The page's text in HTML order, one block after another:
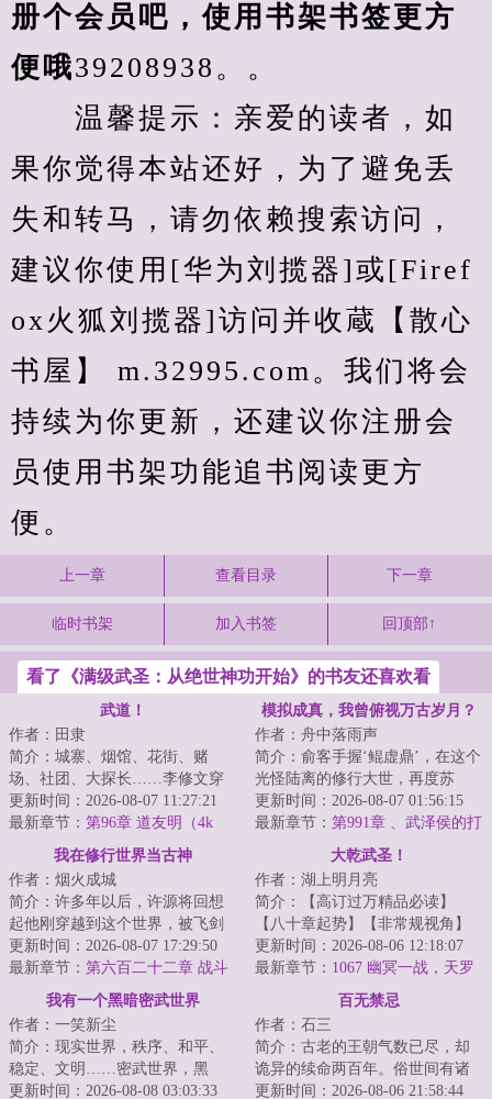
册个会员吧，使用书架书签更方
便哦39208938。。
温馨提示：亲爱的读者，如
果你觉得本站还好，为了避免丢
失和转马，请勿依赖搜索访问，
建议你使用[华为刘揽器]或[Firef
ox火狐刘揽器]访问并收蔵【散心
书屋】 m.32995.com。我们将会
持续为你更新，还建议你注册会
员使用书架功能追书阅读更方
便。
上一章 查看目录 下一章
临时书架 加入书签 回顶部↑
看了《满级武圣：从绝世神功开始》的书友还喜欢看
武道！
作者：田隶
简介：城寨、烟馆、花街、赌
场、社团、大探长……李修文穿
越到了殖民政府统治下的香海，
此世江湖余温尚在...
更新时间：2026-08-07 11:27:21
最新章节： 第96章 道友明（4k
字，求月票）
模拟成真，我曾俯视万古岁月？
作者：舟中落雨声
简介：俞客手握‘鲲虚鼎’，在这个
光怪陆离的修行大世，再度苏
醒。【每一次天人转生，就是一
次崭新的开始...
更新时间：2026-08-07 01:56:15
最新章节： 第991章 、武泽侯的打
算、武泽侯和尾火！
我在修行世界当古神
作者：烟火成城
简介：许多年以后，许源将回想
起他刚穿越到这个世界，被飞剑
钉在大桥上的那个晚上。那时的
他以为这是个修...
更新时间：2026-08-07 17:29:50
最新章节： 第六百二十二章 战斗
的原本结局！
大乾武圣！
作者：湖上明月亮
简介：【高订过万精品必读】
【八十章起势】【非常规视角】
陈平安穿越数年，在便宜老爹临
死前的运作下，成...
更新时间：2026-08-06 12:18:07
最新章节： 1067 幽冥一战，天罗
我有一个黑暗密武世界
作者：一笑新尘
简介：现实世界，秩序、和平、
稳定、文明……密武世界，黑
暗、危险、灰烬、畸变陈峰穿越
更新时间：2026-08-08 03:03:33
百无禁忌
作者：石三
简介：古老的王朝气数已尽，却
诡异的续命两百年。俗世间有诸
多禁忌。不可犯禁、犯禁必死！
更新时间：2026-08-06 21:58:44